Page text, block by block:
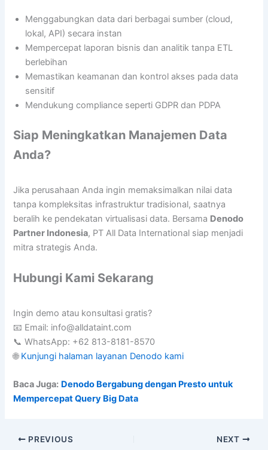
Menggabungkan data dari berbagai sumber (cloud,
lokal, API) secara instan
Mempercepat laporan bisnis dan analitik tanpa ETL
berlebihan
Memastikan keamanan dan kontrol akses pada data
sensitif
Mendukung compliance seperti GDPR dan PDPA
Siap Meningkatkan Manajemen Data
Anda?
Jika perusahaan Anda ingin memaksimalkan nilai data
tanpa kompleksitas infrastruktur tradisional, saatnya
beralih ke pendekatan virtualisasi data. Bersama Denodo
Partner Indonesia, PT All Data International siap menjadi
mitra strategis Anda.
Hubungi Kami Sekarang
Ingin demo atau konsultasi gratis?
📧 Email: info@alldataint.com
📞 WhatsApp: +62 813-8181-8570
🌐 Kunjungi halaman layanan Denodo kami
Baca Juga: Denodo Bergabung dengan Presto untuk
Mempercepat Query Big Data
PREVIOUS NEXT